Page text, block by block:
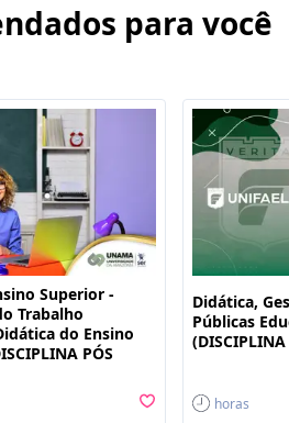
para você
Superior -
Trabalho
do Ensino
PÓS
Didática,
Públicas
horas